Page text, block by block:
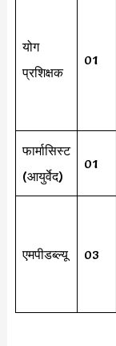
योग
प्रशिक्षक
01
फार्मासिस्ट
(आयुर्वेद)
01
एमपीडब्ल्यू 03